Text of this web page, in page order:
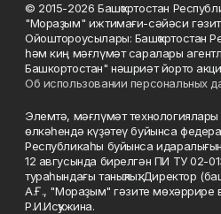
© 2015-2026 Башҡортостан
"Мораҙым" ижтимағи-сәйәси
Ойоштороусылары: Башҡортостан
һәм киң мәғлүмәт саралары
Башкортостан" нәшриәт йорто
Об использовании персональных
Элемтә, мәғлүмәт
өлкәһендә күҙәтеү буйынса
Республикаһы буйынса
12 авгусында бирелгән ПИ ТУ 02-
тураһындағы таныҡлыҡ. Директор
А.Ғ., "Мораҙым" гәзите мөхәррире
Р.И.Исҡужина.